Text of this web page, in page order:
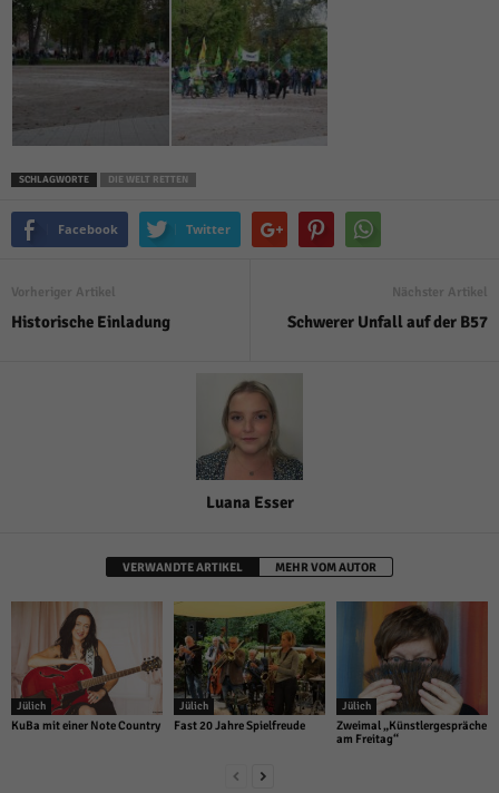
SCHLAGWORTE DIE WELT RETTEN
Facebook Twitter
Vorheriger Artikel
Historische Einladung
Nächster Artikel
Schwerer Unfall auf der B57
Luana Esser
VERWANDTE ARTIKEL MEHR VOM AUTOR
Jülich
KuBa mit einer Note Country
Jülich
Fast 20 Jahre Spielfreude
Jülich
Zweimal „Künstlergespräche
am Freitag“